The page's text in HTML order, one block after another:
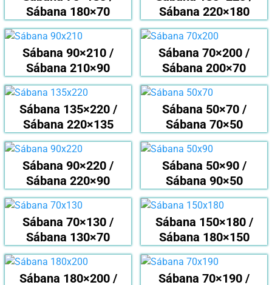
Sábana 180×70
Sábana 220×180
Sábana 90×210 /
Sábana 210×90
Sábana 70×200 /
Sábana 200×70
Sábana 135×220 /
Sábana 220×135
Sábana 50×70 /
Sábana 70×50
Sábana 90×220 /
Sábana 220×90
Sábana 50×90 /
Sábana 90×50
Sábana 70×130 /
Sábana 130×70
Sábana 150×180 /
Sábana 180×150
Sábana 180×200 / Sábana 70×190 /